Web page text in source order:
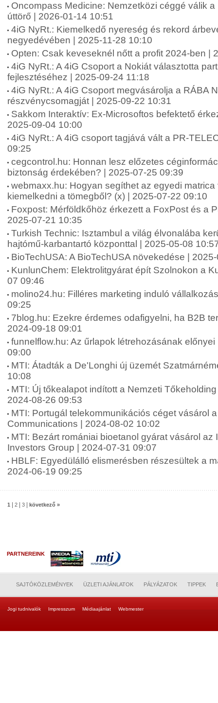
Oncompass Medicine: Nemzetközi céggé válik
úttörő | 2026-01-14 10:51
4iG NyRt.: Kiemelkedő nyereség és rekord
negyedévében | 2025-11-28 10:10
Opten: Csak keveseknél nőtt a profit 2024-ben |
4iG NyRt.: A 4iG Csoport a Nokiát választotta
fejlesztéséhez | 2025-09-24 11:18
4iG NyRt.: A 4iG Csoport megvásárolja a RÁBA
részvénycsomagját | 2025-09-22 10:31
Sakkom Interaktív: Ex-Microsoftos befektető
2025-09-04 10:00
4iG NyRt.: A 4iG csoport tagjává vált a PR-
09:25
cegcontrol.hu: Honnan lesz előzetes
biztonság érdekében? | 2025-07-25 09:39
webmaxx.hu: Hogyan segíthet az egyedi
kiemelkedni a tömegből? (x) | 2025-07-22 09:10
Foxpost: Mérföldkőhöz érkezett a FoxPost és a
2025-07-21 10:35
Turkish Technic: Isztambul a világ élvonalába
hajtómű-karbantartó központtal | 2025-05-08
BioTechUSA: A BioTechUSA növekedése |
KunlunChem: Elektrolitgyárat épít Szolnokon a
07 09:46
molino24.hu: Filléres marketing induló
09:25
7blog.hu: Ezekre érdemes odafigyelni, ha B2B
2024-09-18 09:01
funnelflow.hu: Az űrlapok létrehozásának
09:00
MTI: Átadták a De'Longhi új üzemét
10:08
MTI: Új tőkealapot indított a Nemzeti
2024-08-26 09:53
MTI: Portugál telekommunikációs céget vásárol
Communications | 2024-08-02 10:02
MTI: Bezárt romániai bioetanol gyárat vásárol az
Investors Group | 2024-07-31 09:07
HBLF: Egyedülálló elismerésben részesültek a
2024-06-19 09:25
1 2 3 következő »
PARTNEREINK
SAJTÓKÖZLEMÉNYEK ÜZLETI AJÁNLATOK PÁLYÁZATOK TIPPEK
Jogi tudnivalók Impresszum Médiaajánlat Webmester